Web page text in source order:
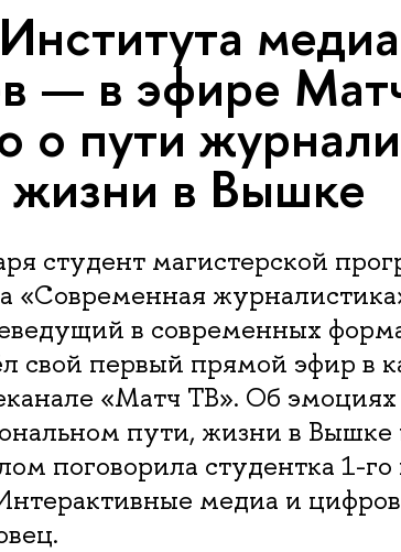
— в эфире
о пути
жизни в Вышке
студент магистерской
«Современная
в современных
свой первый прямой эфир в
«Матч ТВ». Об эмоциях
пути, жизни в
поговорила студентка 1-го
медиа и